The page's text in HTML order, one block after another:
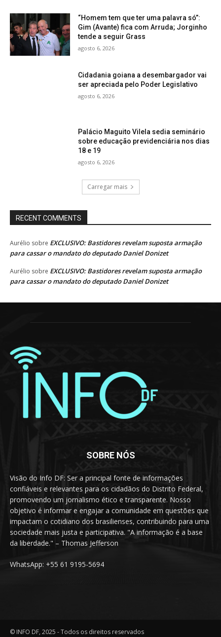
“Homem tem que ter uma palavra só”:
Gim (Avante) fica com Arruda; Jorginho
tende a seguir Grass
agosto 6, 2026
Cidadania goiana a desembargador vai
ser apreciada pelo Poder Legislativo
agosto 6, 2026
Palácio Maguito Vilela sedia seminário
sobre educação previdenciária nos dias
18 e 19
agosto 6, 2026
Carregar mais
RECENT COMMENTS
Aurélio sobre EXCLUSIVO: Bastidores revelam suposta armação
para cassar o mandato do deputado Daniel Donizet
Aurélio sobre EXCLUSIVO: Bastidores revelam suposta armação
para cassar o mandato do deputado Daniel Donizet
SOBRE NÓS
Visão do Info DF: Ser a principal fonte de informações
confiáveis e relevantes para os cidadãos do Distrito Federal,
promovendo um jornalismo ético e transparente. Nosso
objetivo é informar e engajar a comunidade em questões que
impactam o cotidiano dos brasilienses, contribuindo para uma
sociedade mais justa e participativa. "A informação é a base
da liberdade." – Thomas Jefferson
WhatsApp: +55 61 9195-5694
© INFO DF, 2025 - Todos os direitos reservados